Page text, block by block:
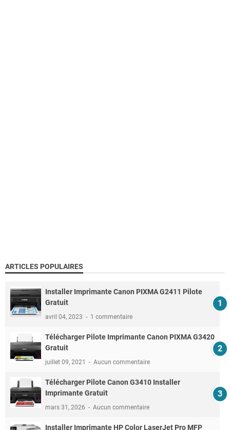
ARTICLES POPULAIRES
Installer Imprimante Canon PIXMA G2411 Pilote
Gratuit
avril 04, 2023 1 commentaire
Télécharger Pilote Imprimante Canon PIXMA G3420
Gratuit
juillet 09, 2021 Aucun commentaire
Télécharger Pilote Canon G3410 Installer
Imprimante Gratuit
mars 31, 2026 Aucun commentaire
Installer Imprimante HP Color LaserJet Pro MFP